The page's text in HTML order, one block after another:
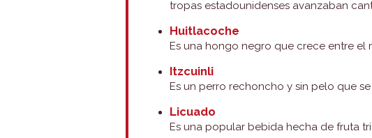
tropas estadounidenses avanzaban
Huitlacoche
Es una hongo negro que crece entre el
Itzcuinli
Es un perro rechoncho y sin pelo que
Licuado
Es una popular bebida hecha de fruta